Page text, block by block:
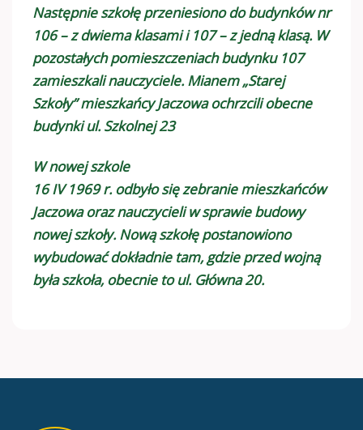
Następnie szkołę przeniesiono do budynków nr
106 – z dwiema klasami i 107 – z jedną klasą. W
pozostałych pomieszczeniach budynku 107
zamieszkali nauczyciele. Mianem „Starej
Szkoły” mieszkańcy Jaczowa ochrzcili obecne
budynki ul. Szkolnej 23
W nowej szkole
16 IV 1969 r. odbyło się zebranie mieszkańców
Jaczowa oraz nauczycieli w sprawie budowy
nowej szkoły. Nową szkołę postanowiono
wybudować dokładnie tam, gdzie przed wojną
była szkoła, obecnie to ul. Główna 20.